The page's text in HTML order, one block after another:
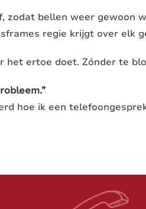
zodat bellen weer gewoon
regie krijgt over elk
ertoe doet. Zónder te
hoe ik een